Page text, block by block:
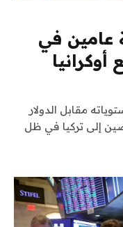
عامين في
مقابل الدولار
إلى تركيا في ظل